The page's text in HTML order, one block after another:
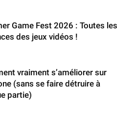
Game Fest 2026 : Toutes les
des jeux vidéos !
vraiment s’améliorer sur
(sans se faire détruire à
partie)